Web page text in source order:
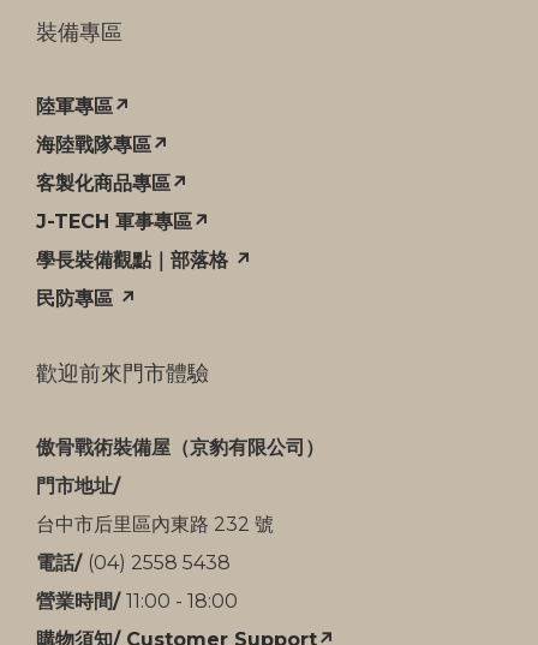
裝備專區
陸軍專區↗
海陸戰隊專區↗
客製化商品專區↗
J-TECH 軍事專區↗
學長裝備觀點｜部落格 ↗
民防專區 ↗
歡迎前來門市體驗
傲骨戰術裝備屋（京豹有限公司）
門市地址/
台中市后里區內東路 232 號
電話/ (04) 2558 5438
營業時間/ 11:00 - 18:00
購物須知/ Customer Support↗